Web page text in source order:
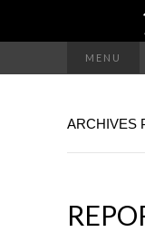
MENU
ARCHIVES